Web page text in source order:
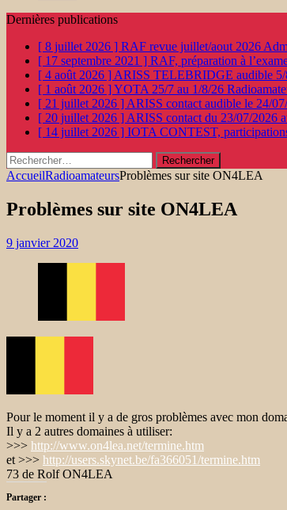
Dernières publications
[ 8 juillet 2026 ] RAF revue juillet/aout 2026
[ 17 septembre 2021 ] RAF, préparation à
[ 4 août 2026 ] ARISS TELEBRIDGE audible 5/
[ 1 août 2026 ]YOTA 25/7 au 1/8/26
[ 21 juillet 2026 ] ARISS contact audible le 24/
[ 20 juillet 2026 ] ARISS contact du 23/07/2026
[ 14 juillet 2026 ] IOTA CONTEST,
Rechercher :
AccueilRadioamateursProblèmes sur site ON4LEA
Problèmes sur site ON4LEA
9 janvier 2020
Pour le moment il y a de gros problèmes avec mon
Il y a 2 autres domaines à utiliser:
>>> http://www.on4lea.net/termine.htm
et >>> http://users.skynet.be/fa366051/termine.htm
73 de Rolf ON4LEA
Partager :